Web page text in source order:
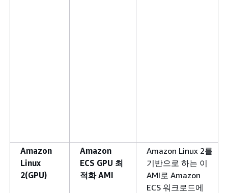
Amazon
Linux
2(GPU)
Amazon
ECS GPU 최
적화 AMI
Amazon Linux 2를
기반으로 하는 이
AMI로 Amazon
ECS 워크로드에